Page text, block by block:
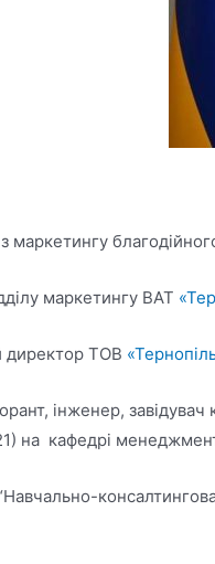
маркетингу
маркетингу ВАТ
директор ТОВ
інженер,
на кафедрі